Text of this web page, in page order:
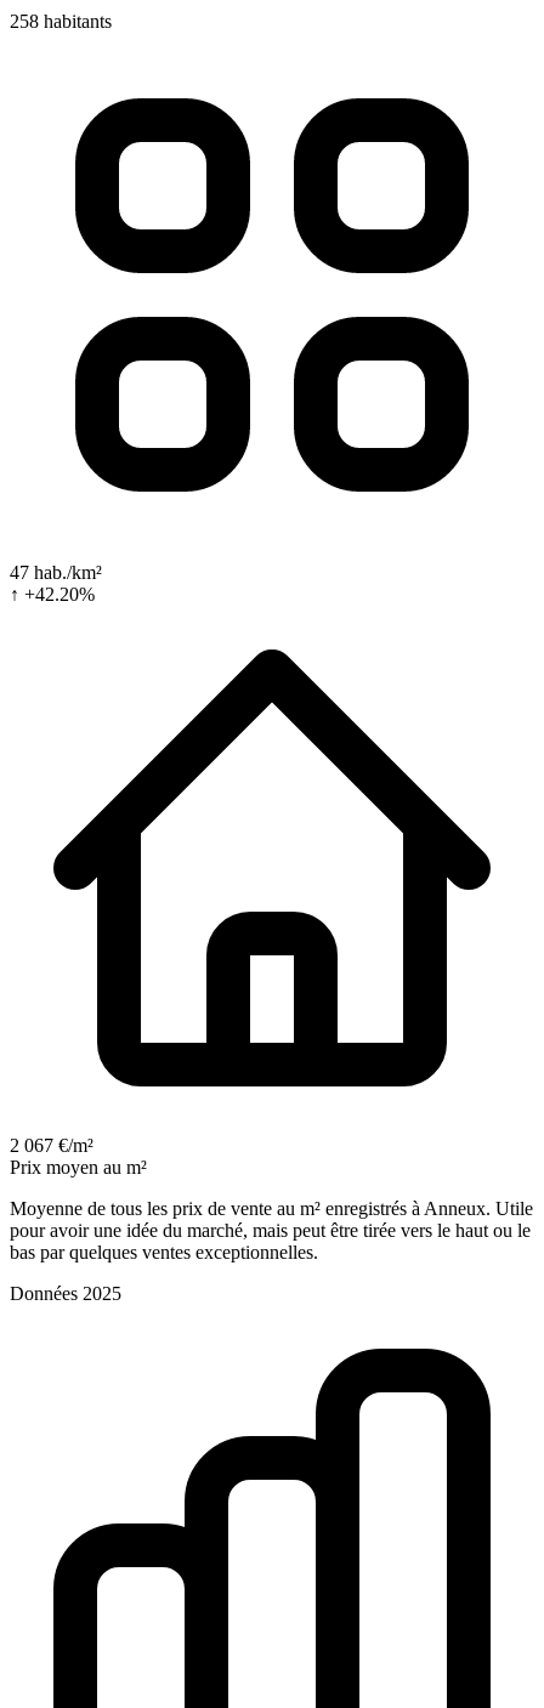
258 habitants
47 hab./km²
↑ +42.20%
2 067 €/m²
Prix moyen au m²
Moyenne de tous les prix de vente au m² enregistrés à Anneux. Utile
pour avoir une idée du marché, mais peut être tirée vers le haut ou le
bas par quelques ventes exceptionnelles.
Données 2025